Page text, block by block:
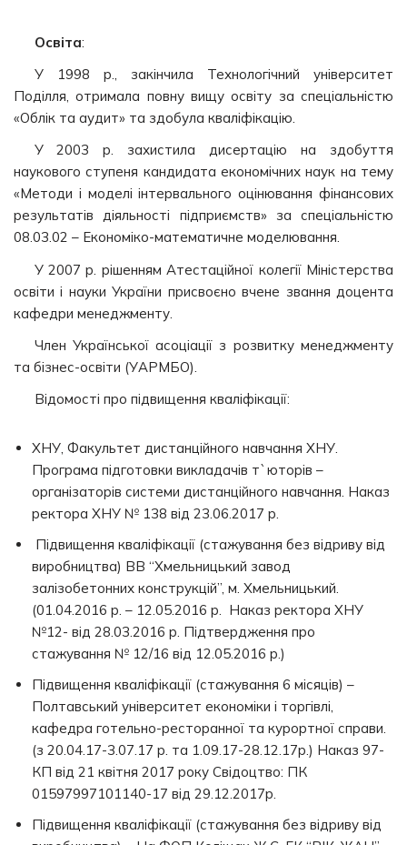
Освіта:
У 1998 р., закінчила Технологічний університет
Поділля, отримала повну вищу освіту за спеціальністю
«Облік та аудит» та здобула кваліфікацію.
У 2003 р. захистила дисертацію на здобуття
наукового ступеня кандидата економічних наук на тему
«Методи і моделі інтервального оцінювання фінансових
результатів діяльності підприємств» за спеціальністю
08.03.02 – Економіко-математичне моделювання.
У 2007 р. рішенням Атестаційної колегії Міністерства
освіти і науки України присвоєно вчене звання доцента
кафедри менеджменту.
Член Української асоціації з розвитку менеджменту
та бізнес-освіти (УАРМБО).
Відомості про підвищення кваліфікації:
ХНУ, Факультет дистанційного навчання ХНУ.
Програма підготовки викладачів т`юторів –
організаторів системи дистанційного навчання. Наказ
ректора ХНУ № 138 від 23.06.2017 р.
Підвищення кваліфікації (стажування без відриву від
виробництва) ВВ “Хмельницький завод
залізобетонних конструкцій”, м. Хмельницький.
(01.04.2016 р. – 12.05.2016 р. Наказ ректора ХНУ
№12- від 28.03.2016 р. Підтвердження про
стажування № 12/16 від 12.05.2016 р.)
Підвищення кваліфікації (стажування 6 місяців) –
Полтавський університет економіки і торгівлі,
кафедра готельно-ресторанної та курортної справи.
(з 20.04.17-3.07.17 р. та 1.09.17-28.12.17р.) Наказ 97-
КП від 21 квітня 2017 року Свідоцтво: ПК
01597997101140-17 від 29.12.2017р.
Підвищення кваліфікації (стажування без відриву від